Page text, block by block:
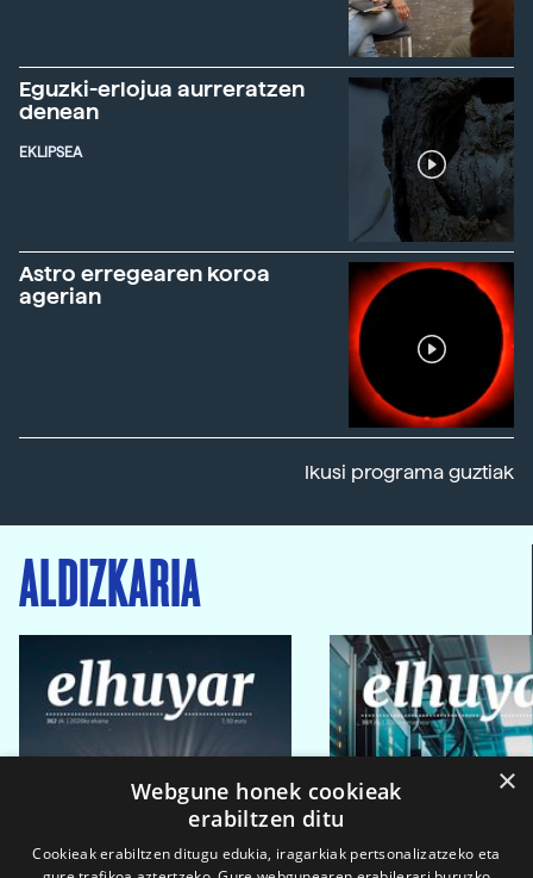
Eguzki-erlojua aurreratzen
denean
EKLIPSEA
Astro erregearen koroa
agerian
Ikusi programa guztiak
ALDIZKARIA
×
Webgune honek cookieak
erabiltzen ditu
Cookieak erabiltzen ditugu edukia, iragarkiak pertsonalizatzeko eta